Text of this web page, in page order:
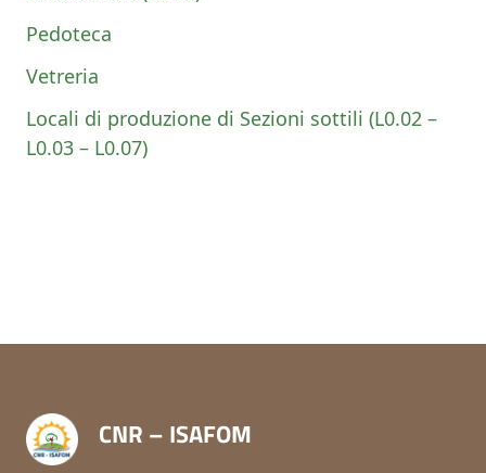
Pedoteca
Vetreria
Locali di produzione di Sezioni sottili (L0.02 –
L0.03 – L0.07)
CNR – ISAFOM